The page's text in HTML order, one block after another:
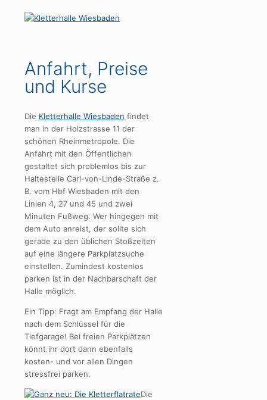
Anfahrt, Preise
und Kurse
Die Kletterhalle Wiesbaden findet
man in der Holzstrasse 11 der
schönen Rheinmetropole. Die
Anfahrt mit den Öffentlichen
gestaltet sich problemlos bis zur
Haltestelle Carl-von-Linde-Straße z.
B. vom Hbf Wiesbaden mit den
Linien 4, 27 und 45 und zwei
Minuten Fußweg. Wer hingegen mit
dem Auto anreist, der sollte sich
gerade zu den üblichen Stoßzeiten
auf eine längere Parkplatzsuche
einstellen. Zumindest kostenlos
parken ist in der Nachbarschaft der
Halle möglich.
Ein Tipp: Fragt am Empfang der Halle
nach dem Schlüssel für die
Tiefgarage! Bei freien Parkplätzen
könnt ihr dort dann ebenfalls
kosten- und vor allen Dingen
stressfrei parken.
Die